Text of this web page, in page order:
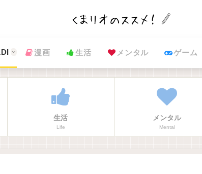
漫画 生活 メンタル ゲーム
生活
Life
メンタル
Mental